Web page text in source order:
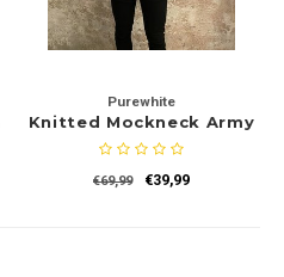
Purewhite
Knitted Mockneck Army
€69,99 €39,99